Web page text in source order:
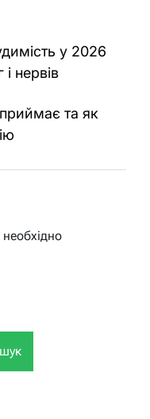
у 2026
нервів
та як